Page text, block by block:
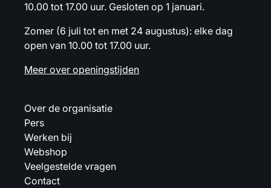
10.00 tot 17.00 uur. Gesloten op 1 januari.
Zomer (6 juli tot en met 24 augustus): elke dag
open van 10.00 tot 17.00 uur.
Meer over openingstijden
Over de organisatie
Pers
Werken bij
Webshop
Veelgestelde vragen
Contact